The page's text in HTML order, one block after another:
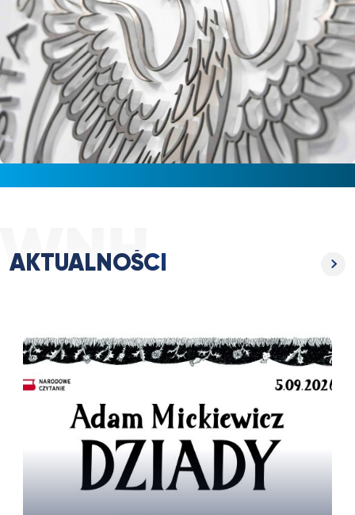
AKTUALNOŚCI